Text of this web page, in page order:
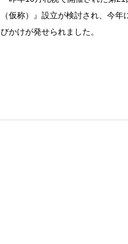
（仮称）』設立が検討され、今
びかけが発せられました。